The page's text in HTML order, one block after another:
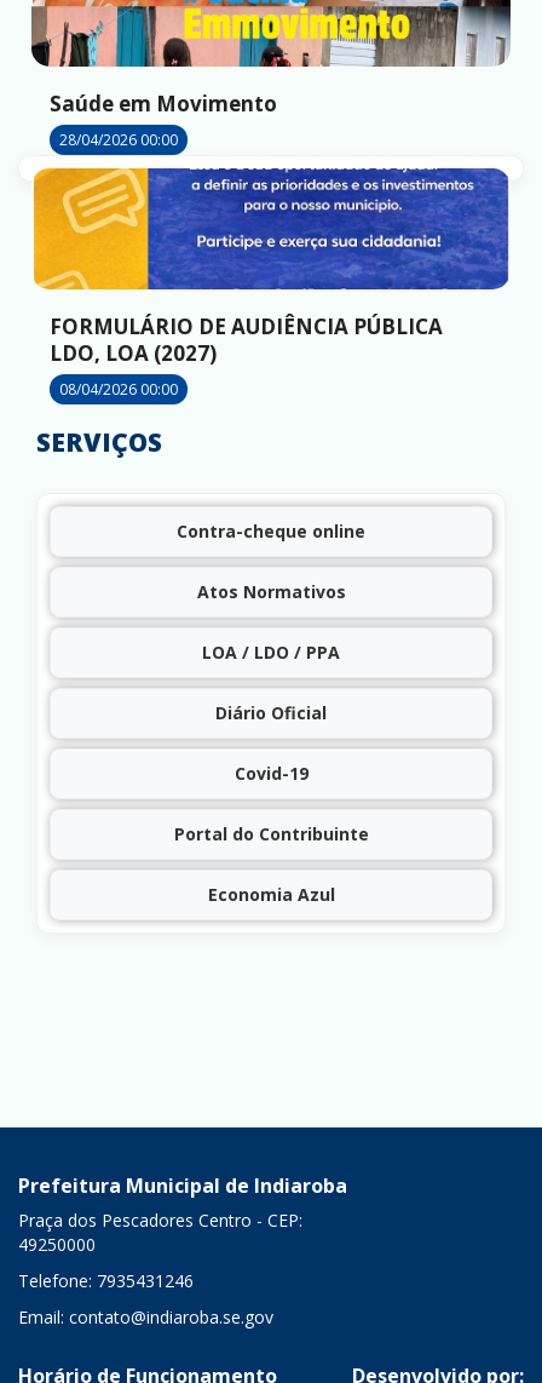
Saúde em Movimento
28/04/2026 00:00
FORMULÁRIO DE AUDIÊNCIA PÚBLICA
LDO, LOA (2027)
08/04/2026 00:00
SERVIÇOS
Contra-cheque online
Atos Normativos
LOA / LDO / PPA
Diário Oficial
Covid-19
Portal do Contribuinte
Economia Azul
Prefeitura Municipal de Indiaroba
Praça dos Pescadores Centro - CEP:
49250000
Telefone: 7935431246
Email: contato@indiaroba.se.gov
Horário de Funcionamento Desenvolvido por: